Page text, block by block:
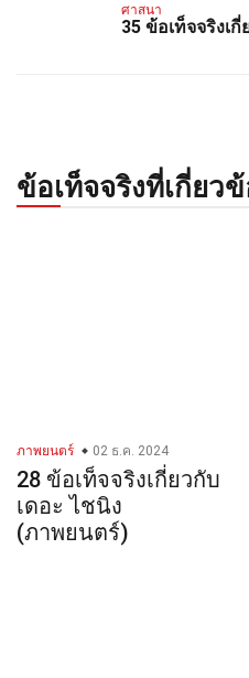
ศาสนา
35 ข้อเท็จจริงเ
ข้อเท็จจริงที่เกี่ยว
ภาพยนตร์ 02 ธ.ค. 2024
28 ข้อเท็จจริงเกี่ยวกับ
เดอะ ไชนิง
(ภาพยนตร์)